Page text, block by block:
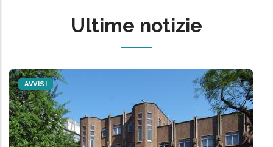
Ultime notizie
AVVISI